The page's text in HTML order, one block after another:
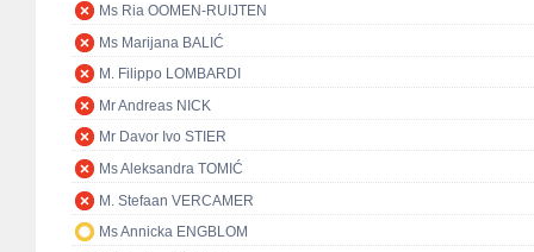
Ms Ria OOMEN-RUIJTEN
Ms Marijana BALIĆ
M. Filippo LOMBARDI
Mr Andreas NICK
Mr Davor Ivo STIER
Ms Aleksandra TOMIĆ
M. Stefaan VERCAMER
Ms Annicka ENGBLOM